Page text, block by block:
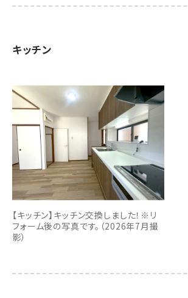
キッチン
【キッチン】キッチン交換しました！※リ
フォーム後の写真です。（2026年7月撮
影）